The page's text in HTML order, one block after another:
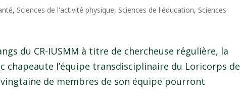
, Sciences de l'activité physique, Sciences de l'éducation, Sciences
du CR-IUSMM à titre de chercheuse régulière, la
chapeaute l’équipe transdisciplinaire du Loricorps de
vingtaine de membres de son équipe pourront